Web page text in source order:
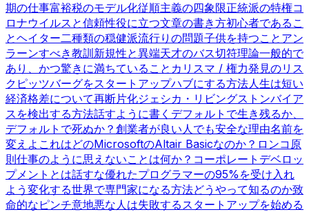
期の仕事富裕税のモデル化従順主義の四象限正統派の特権コ
ロナウイルスと信頼性役に立つ文章の書き方初心者であるこ
とヘイター二種類の穏健派流行りの問題子供を持つこと アン
ラーンすべき教訓 新規性と異端天才のバス切符理論一般的で
あり、かつ驚きに満ちていること カリスマ / 権力発見のリス
ク ピッツバーグをスタートアップハブにする方法人生は短い
経済格差について再断片化ジェシカ・リビングストンバイア
スを検出する方法話すように書く デフォルトで生き残るか、
デフォルトで死ぬか？ 創業者が良い人でも安全な理由名前を
変えよ これはどのMicrosoftのAltair Basicなのか？ ロンコ原
則仕事のように思えないことは何か？ コーポレートデベロッ
プメントとは話すな優れたプログラマーの95%を受け入れ
よう 変化する世界で専門家になる方法どうやって知るのか致
命的なピンチ意地悪な人は失敗するスタートアップを始める